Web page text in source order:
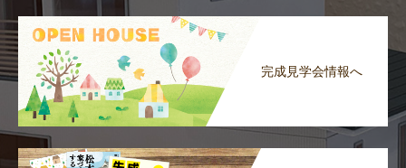
完成見学会情報へ